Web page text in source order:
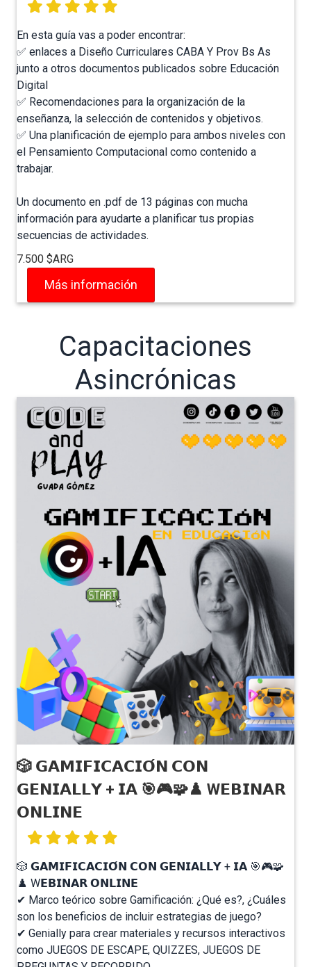
En esta guía vas a poder encontrar:
✅ enlaces a Diseño Curriculares CABA Y Prov Bs As
junto a otros documentos publicados sobre Educación
Digital
✅ Recomendaciones para la organización de la
enseñanza, la selección de contenidos y objetivos.
✅ Una planificación de ejemplo para ambos niveles con
el Pensamiento Computacional como contenido a
trabajar.
Un documento en .pdf de 13 páginas con mucha
información para ayudarte a planificar tus propias
secuencias de actividades.
7.500 $ARG
Más información
Capacitaciones
Asincrónicas
🎲 𝗚𝗔𝗠𝗜𝗙𝗜𝗖𝗔𝗖𝗜𝗢́𝗡 𝗖𝗢𝗡
𝗚𝗘𝗡𝗜𝗔𝗟𝗟𝗬 + 𝗜𝗔 🎯🎮🧩♟️ W𝗘𝗕𝗜𝗡𝗔𝗥
𝗢𝗡𝗟𝗜𝗡𝗘
🎲 𝗚𝗔𝗠𝗜𝗙𝗜𝗖𝗔𝗖𝗜𝗢́𝗡 𝗖𝗢𝗡 𝗚𝗘𝗡𝗜𝗔𝗟𝗟𝗬 + 𝗜𝗔 🎯🎮🧩
♟️ W𝗘𝗕𝗜𝗡𝗔𝗥 𝗢𝗡𝗟𝗜𝗡𝗘 ⁣
✔ Marco teórico sobre Gamificación: ¿Qué es?, ¿Cuáles
son los beneficios de incluir estrategias de juego?⁣
✔ Genially para crear materiales y recursos interactivos
como JUEGOS DE ESCAPE, QUIZZES, JUEGOS DE